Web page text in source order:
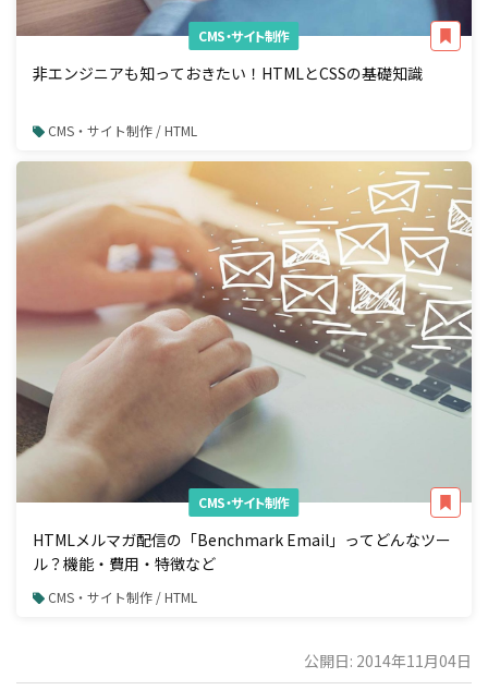
CMS・サイト制作
非エンジニアも知っておきたい！HTMLとCSSの基礎知識
CMS・サイト制作 / HTML
CMS・サイト制作
HTMLメルマガ配信の「Benchmark Email」ってどんなツー
ル？機能・費用・特徴など
CMS・サイト制作 / HTML
公開日: 2014年11月04日